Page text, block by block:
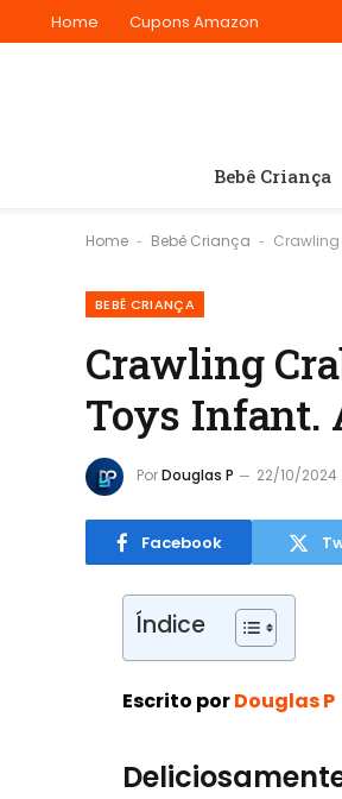
Home Cupons Amazon
Bebê Criança
Home - Bebê Criança - Crawling
BEBÊ CRIANÇA
Crawling
Toys Infant.
PorDouglas P 22/10/2024
Facebook
Índice
Escrito porDouglas P